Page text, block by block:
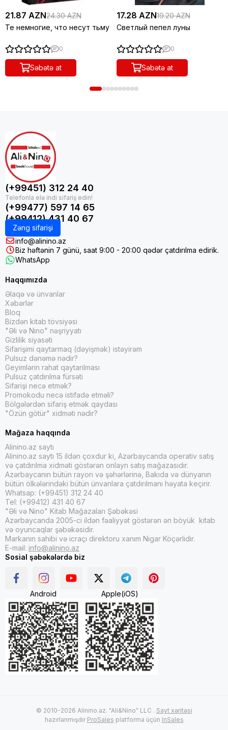
21.87 AZN24.30 AZN
Те немногие, что несут тьму
0
Səbətə at
17.28 AZN19.20 AZN
Светлый пепел луны
0
Səbətə at
(+99451) 312 24 40
(+99477) 597 14 65
(+99412) 431 40 67
Zəng sifarişi
info@alinino.az
Biz həftənin 7 günü, saat 9:00 - 20:00 qədər çatdırılma edirik.
WhatsApp
Haqqımızda
Əlaqə və ünvanlar
Xəbərlər
Bloq
Bizdən kitab tövsiyəsi
"Əli və Nino" nəşriyyatı
Gizlilik siyasəti
Sifarişimi qaytarmaq (dəyişmək) istəyirəm
Pulsuz dənəmə nədir?
Geyimlərin rahat qaytarılması
Pulsuz çatdırılma fürsəti
Sifarişi necə etmək?
Promokodu necə istifadə etməli?
Bölgələrdən sifariş etmək qaydası
"Özün götür" xidməti nədir?
Mağaza haqqında
Alinino.az saytı
Alinino.az saytı 15 ildən çoxdur ki, Azərbaycanda operativ satış
və çatdırılma xidməti göstərən onlayn satış mağazasıdır.
Azərbaycanın bütün rayon və şəhərlərinə, Bakıda və dünyanın
bütün ölkələrindəki bütün ünvanlara çatdırılmanı həyata keçirir.
Whatsap: (+99451) 312 24 40
Tel: (+99412) 431 40 67
"Əli və Nino" Kitab Mağazaları Şəbəkəsi
Azərbaycanda 2005-ci ildən fəaliyyət göstərən ən böyük kitab
və oyuncaqlar şəbəkəsidir.
Markanın sahibi və icraçı direktoru xanım Nigar Köçərlidir.
E-mail: info@alinino.az
Sosial şəbəkələrdə biz
Android Apple(iOS)
© 2010-2026 Alinino.az. "Ali&Nino" LLC . Sayt xəritəsi
hazırlanmışdır ProSales platforma üçün InSales